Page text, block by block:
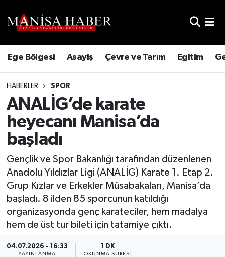
Ege Bölgesi Asayiş Çevre ve Tarım Eğitim
HABERLER SPOR
ANALİG’de karate
heyecanı Manisa’da
başladı
Gençlik ve Spor Bakanlığı tarafından düzenlenen
Anadolu Yıldızlar Ligi (ANALİG) Karate 1. Etap 2.
Grup Kızlar ve Erkekler Müsabakaları, Manisa’da
başladı. 8 ilden 85 sporcunun katıldığı
organizasyonda genç karateciler, hem madalya
hem de üst tur bileti için tatamiye çıktı.
04.07.2026 - 16:33
YAYINLANMA
1 DK
OKUNMA SÜRESI
Trafik Durumu
Süper Lig Puan Durumu ve Fikstür
Tüm Manşetler
Son Dakika Haberleri
Haber Arşivi